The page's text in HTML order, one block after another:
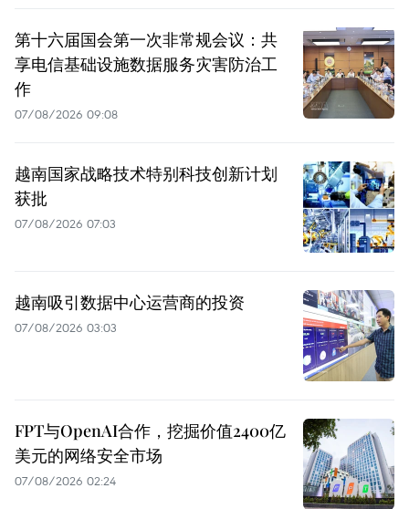
第十六届国会第一次非常规会议：共
享电信基础设施数据服务灾害防治工
作
07/08/2026 09:08
越南国家战略技术特别科技创新计划
获批
07/08/2026 07:03
越南吸引数据中心运营商的投资
07/08/2026 03:03
FPT与OpenAI合作，挖掘价值2400亿
美元的网络安全市场
07/08/2026 02:24